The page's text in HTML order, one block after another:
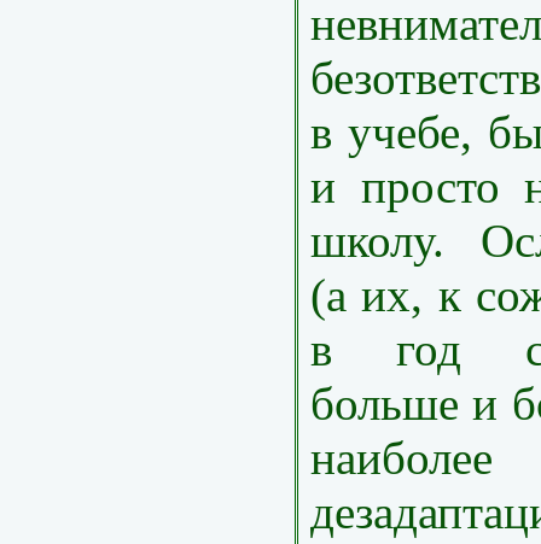
в учебе,
и просто
школу.
(а их, к
в год
больше и
наиболее